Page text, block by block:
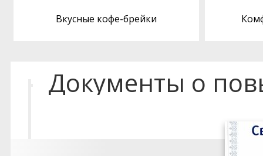
Вкусные кофе-брейки
Документы о